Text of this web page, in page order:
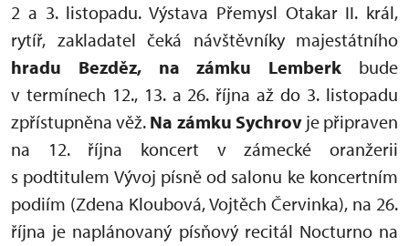
2 a 3. listopadu. Výstava Přemysl Otakar II. král,
rytíř, zakladatel čeká návštěvníky majestátního
hradu Bezděz, na zámku Lemberk bude
v termínech 12., 13. a 26. října až do 3. listopadu
zpřístupněna věž. Na zámku Sychrovje připraven
na 12. října koncert v zámecké oranžerii
s podtitulem Vývoj písně od salonu ke koncertním
podiím (Zdena Kloubová, Vojtěch Červinka), na 26.
října je naplánovaný písňový recitál Nocturno na